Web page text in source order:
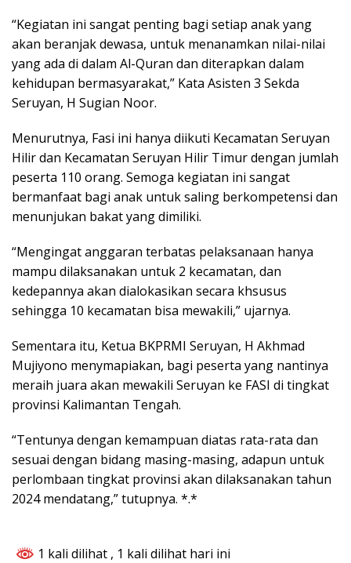
“Kegiatan ini sangat penting bagi setiap anak yang
akan beranjak dewasa, untuk menanamkan nilai-nilai
yang ada di dalam Al-Quran dan diterapkan dalam
kehidupan bermasyarakat,” Kata Asisten 3 Sekda
Seruyan, H Sugian Noor.
Menurutnya, Fasi ini hanya diikuti Kecamatan Seruyan
Hilir dan Kecamatan Seruyan Hilir Timur dengan jumlah
peserta 110 orang. Semoga kegiatan ini sangat
bermanfaat bagi anak untuk saling berkompetensi dan
menunjukan bakat yang dimiliki.
“Mengingat anggaran terbatas pelaksanaan hanya
mampu dilaksanakan untuk 2 kecamatan, dan
kedepannya akan dialokasikan secara khsusus
sehingga 10 kecamatan bisa mewakili,” ujarnya.
Sementara itu, Ketua BKPRMI Seruyan, H Akhmad
Mujiyono menymapiakan, bagi peserta yang nantinya
meraih juara akan mewakili Seruyan ke FASI di tingkat
provinsi Kalimantan Tengah.
“Tentunya dengan kemampuan diatas rata-rata dan
sesuai dengan bidang masing-masing, adapun untuk
perlombaan tingkat provinsi akan dilaksanakan tahun
2024 mendatang,” tutupnya. *.*
1 kali dilihat , 1 kali dilihat hari ini